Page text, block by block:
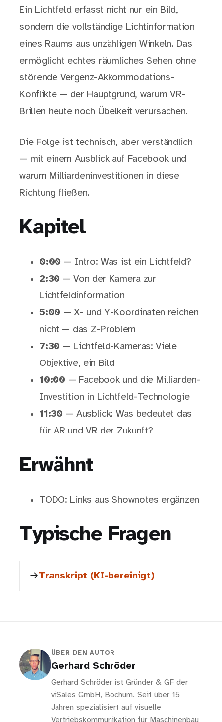
Ein Lichtfeld erfasst nicht nur ein Bild,
sondern die vollständige Lichtinformation
eines Raums aus unzähligen Winkeln. Das
ermöglicht echtes räumliches Sehen ohne
störende Vergenz-Akkommodations-
Konflikte — der Hauptgrund, warum VR-
Brillen heute noch Übelkeit verursachen.
Die Folge ist technisch, aber verständlich
— mit einem Ausblick auf Facebook und
warum Milliardeninvestitionen in diese
Richtung fließen.
Kapitel
0:00 — Intro: Was ist ein Lichtfeld?
2:30 — Von der Kamera zur
Lichtfeldinformation
5:00 — X- und Y-Koordinaten reichen
nicht — das Z-Problem
7:30 — Lichtfeld-Kameras: Viele
Objektive, ein Bild
10:00 — Facebook und die Milliarden-
Investition in Lichtfeld-Technologie
11:30 — Ausblick: Was bedeutet das
für AR und VR der Zukunft?
Erwähnt
TODO: Links aus Shownotes ergänzen
Typische Fragen
Transkript (KI-bereinigt)
ÜBER DEN AUTOR
Gerhard Schröder
Gerhard Schröder ist Gründer & GF der
viSales GmbH, Bochum. Seit über 15
Jahren spezialisiert auf visuelle
Vertriebskommunikation für Maschinenbau